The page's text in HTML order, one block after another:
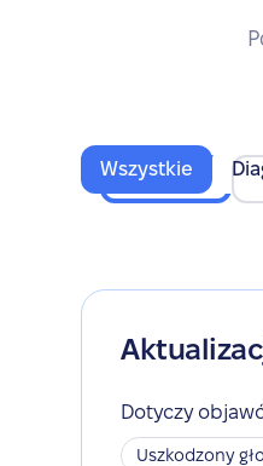
Wszystkie
Dotyczy
Uszkodzony